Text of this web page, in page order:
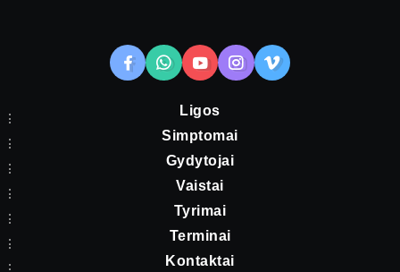
Ligos
Simptomai
Gydytojai
Vaistai
Tyrimai
Terminai
Kontaktai